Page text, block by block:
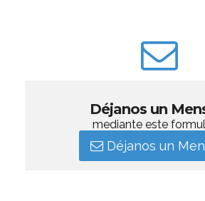
Déjanos un
mediante este
Déjanos un